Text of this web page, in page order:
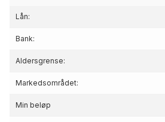
Lån:
Bank:
Aldersgrense:
Markedsområdet:
Min beløp